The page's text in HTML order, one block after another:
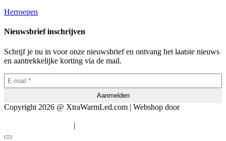
Herroepen
Nieuwsbrief inschrijven
Schrijf je nu in voor onze nieuwsbrief en ontvang het laatste nieuws
en aantrekkelijke korting via de mail.
Copyright 2026 @ XtraWarmLed.com | Webshop door
|